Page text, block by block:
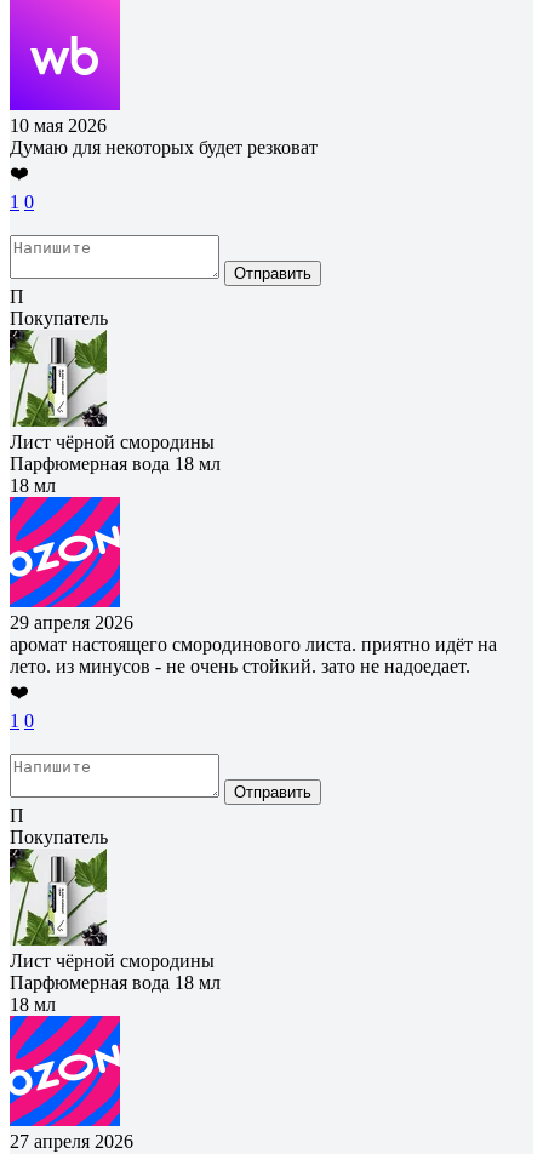
10 мая 2026
Думаю для некоторых будет резковат
❤️
1 0
Отправить
П
Покупатель
Лист чёрной смородины
Парфюмерная вода 18 мл
18 мл
29 апреля 2026
аромат настоящего смородинового листа. приятно идёт на
лето. из минусов - не очень стойкий. зато не надоедает.
❤️
1 0
Отправить
П
Покупатель
Лист чёрной смородины
Парфюмерная вода 18 мл
18 мл
27 апреля 2026